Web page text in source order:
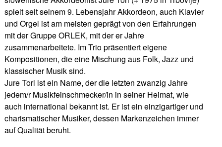
spielt seit seinem 9. Lebensjahr Akkordeon, auch Klavier
und Orgel ist am meisten geprägt von den Erfahrungen
mit der Gruppe ORLEK, mit der er Jahre
zusammenarbeitete. Im Trio präsentiert eigene
Kompositionen, die eine Mischung aus Folk, Jazz und
klassischer Musik sind.
Jure Tori ist ein Name, der die letzten zwanzig Jahre
jedem/r Musikfeinschmecker/in in seiner Heimat, wie
auch international bekannt ist. Er ist ein einzigartiger und
charismatischer Musiker, dessen Markenzeichen immer
auf Qualität beruht.